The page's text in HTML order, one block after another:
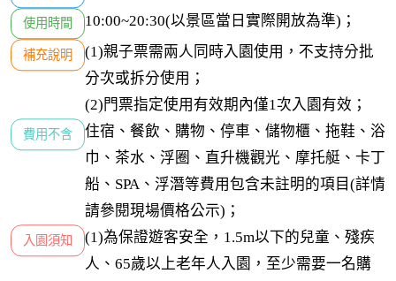
使用時間 10:00~20:30(以景區當日實際開放為準)；
補充說明
(1)親子票需兩人同時入園使用，不支持分批
分次或拆分使用；
(2)門票指定使用有效期內僅1次入園有效；
費用不含
住宿、餐飲、購物、停車、儲物櫃、拖鞋、浴
巾、茶水、浮圈、直升機觀光、摩托艇、卡丁
船、SPA、浮潛等費用包含未註明的項目(詳情
請參閱現場價格公示)；
入園須知
(1)為保證遊客安全，1.5m以下的兒童、殘疾
人、65歲以上老年人入園，至少需要一名購